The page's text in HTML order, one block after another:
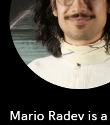
Mario Radev is